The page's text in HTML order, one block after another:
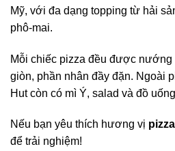
Mỹ, với đa dạng topping từ hải
phô-mai.
Mỗi chiếc pizza đều được
giòn, phần nhân đầy đặn. Ngoài
Hut còn có mì Ý, salad và đồ
Nếu bạn yêu thích hương vị
để trải nghiệm!